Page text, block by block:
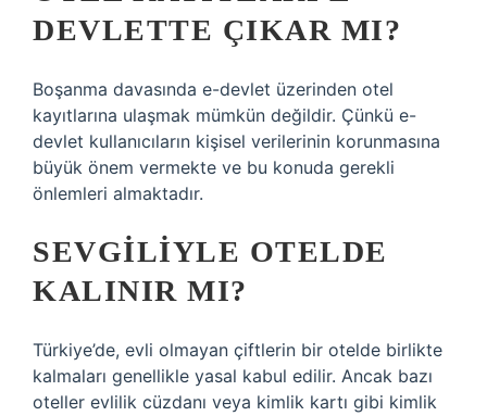
DEVLETTE ÇIKAR MI?
Boşanma davasında e-devlet üzerinden otel
kayıtlarına ulaşmak mümkün değildir. Çünkü e-
devlet kullanıcıların kişisel verilerinin korunmasına
büyük önem vermekte ve bu konuda gerekli
önlemleri almaktadır.
SEVGILIYLE OTELDE
KALINIR MI?
Türkiye’de, evli olmayan çiftlerin bir otelde birlikte
kalmaları genellikle yasal kabul edilir. Ancak bazı
oteller evlilik cüzdanı veya kimlik kartı gibi kimlik